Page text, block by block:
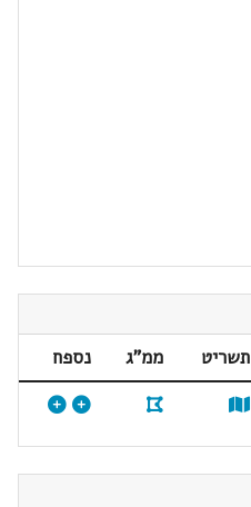
תשריט ממ"ג
נספח